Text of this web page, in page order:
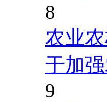
8
农业
于加
9